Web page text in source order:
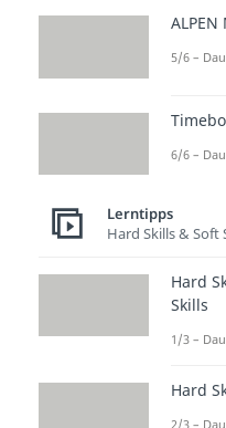
04:06
5/6 –
6/6 –
Lerntipps
Hard Skills & Soft
Hard
Skills
1/3 –
Hard
2/3 –